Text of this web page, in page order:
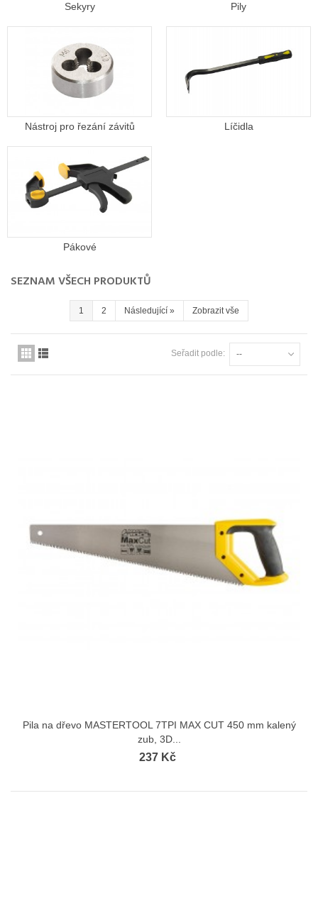
Sekyry Pily
Nástroj pro řezání závitů Líčidla
Pákové
SEZNAM VŠECH PRODUKTŮ
1 2 Následující» Zobrazit vše
Seřadit podle: --
Pila na dřevo MASTERTOOL 7TPI MAX CUT 450 mm kalený
zub, 3D...
237 Kč